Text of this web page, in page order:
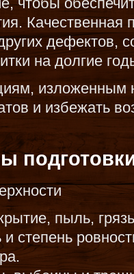
Качественная
дефектов,
на долгие
изложенным
и избежать
пыль,
и степень